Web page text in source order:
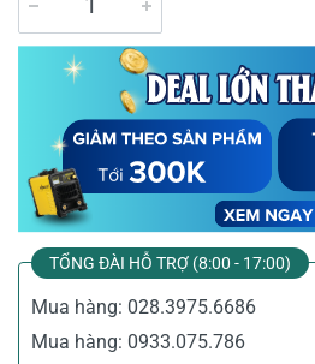
TỔNG ĐÀI HỖ TRỢ (8:00 - 17:00)
Mua hàng: 028.3975.6686
Mua hàng: 0933.075.786